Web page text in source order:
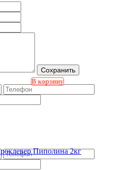
В корзину
Сохранить